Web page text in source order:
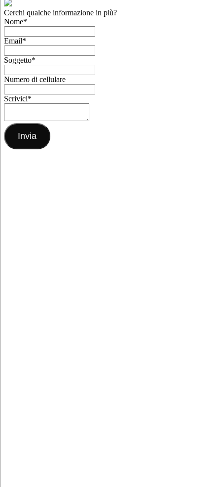
Cerchi qualche informazione in più?
Nome*
Email*
Soggetto*
Numero di cellulare
Scrivici*
Invia